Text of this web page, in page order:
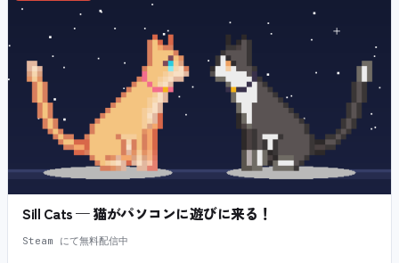
Sill Cats — 猫がパソコンに遊びに来る！
Steam にて無料配信中